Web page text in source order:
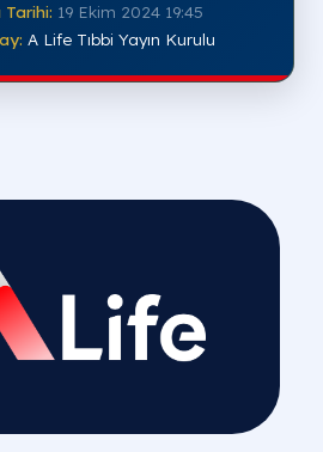
Tarihi: 19 Ekim 2024 19:45
A Life Tıbbi Yayın Kurulu